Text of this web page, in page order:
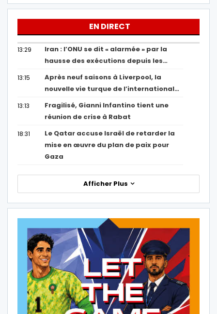
EN DIRECT
13:29
Iran : l’ONU se dit « alarmée » par la
hausse des exécutions depuis les…
13:15
Après neuf saisons à Liverpool, la
nouvelle vie turque de l’international…
13:13
Fragilisé, Gianni Infantino tient une
réunion de crise à Rabat
18:31
Le Qatar accuse Israël de retarder la
mise en œuvre du plan de paix pour
Gaza
Afficher Plus